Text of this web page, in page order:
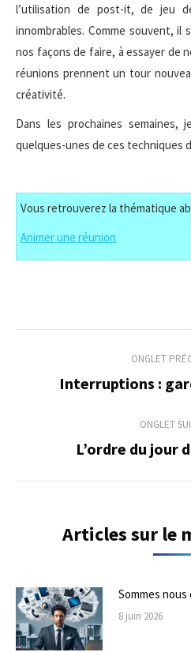
l’utilisation de post-it, de jeu
innombrables. Comme souvent, il
nos façons de faire, à essayer de
réunions prennent un tour
créativité.
Dans les prochaines semaines,
quelques-unes de ces techniques
Vous retrouverez la thématique
Animer une réunion
commentaire
ONGLET
Interruptions :
ONGLET
L’ordre du jour
Articles sur le
Sommes nous
8 juin 2026